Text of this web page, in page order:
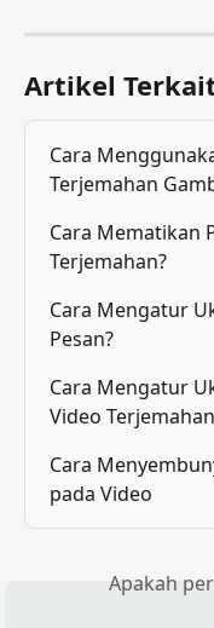
Artikel
Cara
Terjemahan
Cara Mematikan
Terjemahan?
Cara Mengatur
Pesan?
Cara Mengatur
Video Terjemahan
Cara
pada Video
Apakah